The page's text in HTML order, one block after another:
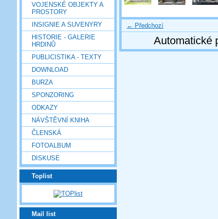
VOJENSKÉ OBJEKTY A
PROSTORY
INSIGNIE A SUVENYRY
HISTORIE - GALERIE
HRDINŮ
PUBLICISTIKA - TEXTY
DOWNLOAD
BURZA
SPONZORING
ODKAZY
NÁVŠTĚVNÍ KNIHA
ČLENSKÁ
FOTOALBUM
DISKUSE
Toplist
Mail list
← Předchozí
Automatické